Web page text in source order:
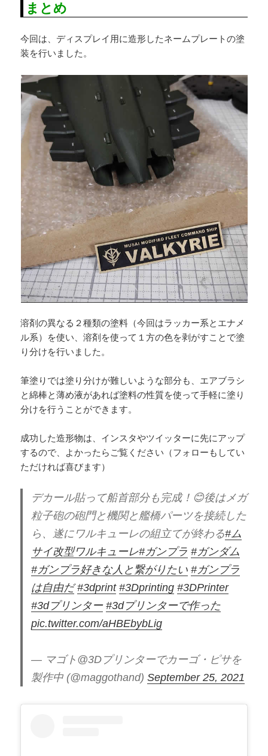
まとめ
今回は、ディスプレイ用に造形したネームプレートの塗
装を行いました。
溶剤の異なる２種類の塗料（今回はラッカー系とエナメ
ル系）を使い、溶剤を使って１方の色を剥がすことで塗
り分けを行いました。
筆塗りでは塗り分けが難しいような部分も、エアブラシ
と綿棒と薄め液があれば塗料の性質を使って手軽に塗り
分けを行うことができます。
成功した造形物は、インスタやツイッターに先にアップ
するので、よかったらご覧ください（フォローもしてい
ただければ喜びます）
デカール貼って船首部分も完成！😊後はメガ
粒子砲の砲門と機関と艦橋パーツを接続した
ら、遂にワルキューレの組立てが終わる#ム
サイ改型ワルキューレ#ガンプラ #ガンダム
#ガンプラ好きな人と繋がりたい #ガンプラ
は自由だ #3dprint #3Dprinting #3DPrinter
#3dプリンター #3dプリンターで作った
pic.twitter.com/aHBEbybLig
— マゴト@3Dプリンターでカーゴ・ピサを
製作中 (@maggothand)September 25, 2021